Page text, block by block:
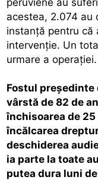
acestea, 2.074 au
instanţă pentru
intervenţie. Un
urmare a operaţiei.
Fostul preşedinte
vârstă de 82 de
închisoarea de
încălcarea
deschiderea
ia parte la toate
putea dura luni